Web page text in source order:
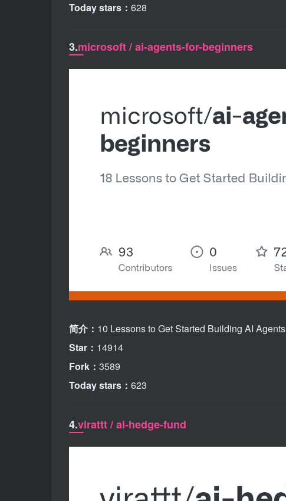
Today stars： 628
3.microsoft / ai-agents-for-beginners
简介： 10 Lessons to Get Started Building AI Agents
Star： 14914
Fork： 3589
Today stars： 623
4.virattt / ai-hedge-fund